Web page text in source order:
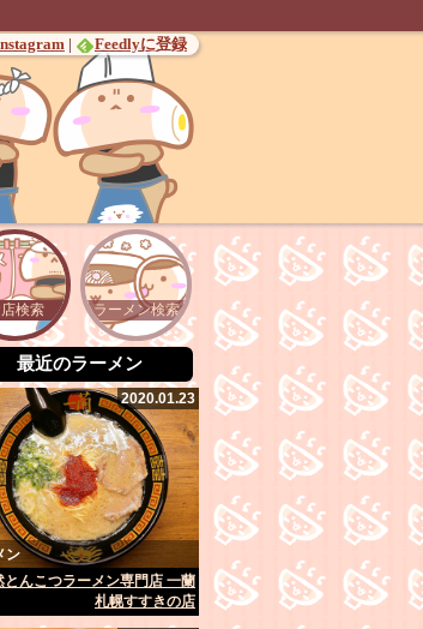
| Feedlyに登録
検索 ラーメン検索
最近のラーメン
2020.01.23
ン
とんこつラーメン専門店 一蘭
札幌すすきの店